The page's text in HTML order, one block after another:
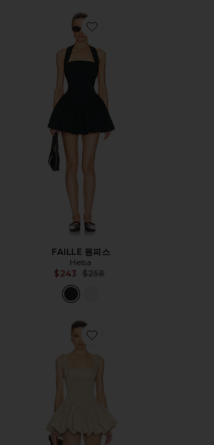
Favorite FAILLE 원피스
FAILLE 원피스
Helsa
$243 Previous price:
$258
Favorite RIB MIX PUFFY 원피스